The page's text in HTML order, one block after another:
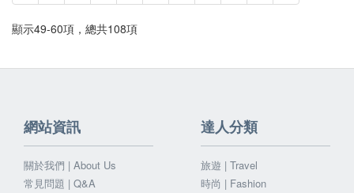
顯示49-60項，總共108項
網站資訊
關於我們 | About Us
常見問題 | Q&A
達人分類
旅遊 | Travel
時尚 | Fashion